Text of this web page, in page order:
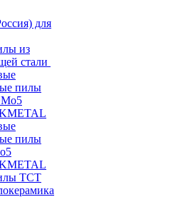
для
из
стали
пилы
пилы
ТСТ